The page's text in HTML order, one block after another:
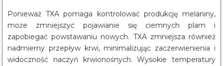
Ponieważ TXA pomaga kontrolować produkcję melaniny,
może zmniejszyć pojawianie się ciemnych plam i
zapobiegać powstawaniu nowych. TXA zmniejsza również
nadmierny przepływ krwi, minimalizując zaczerwienienia i
widoczność naczyń krwionośnych. Wysokie temperatury